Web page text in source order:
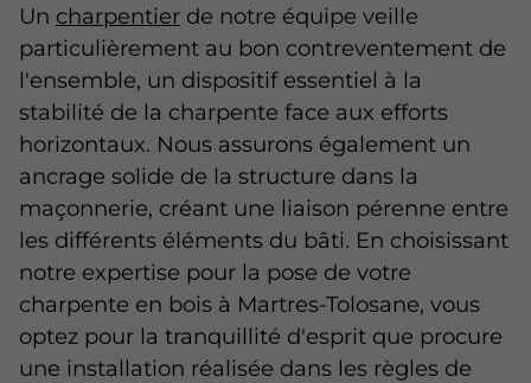
Un charpentier de notre équipe veille
particulièrement au bon contreventement de
l'ensemble, un dispositif essentiel à la
stabilité de la charpente face aux efforts
horizontaux. Nous assurons également un
ancrage solide de la structure dans la
maçonnerie, créant une liaison pérenne entre
les différents éléments du bâti. En choisissant
notre expertise pour la pose de votre
charpente en bois à Martres-Tolosane, vous
optez pour la tranquillité d'esprit que procure
une installation réalisée dans les règles de